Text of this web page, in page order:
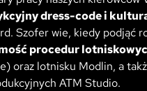
dress-code i
Szofer wie, kiedy podjąć
procedur
oraz lotnisku Modlin, a
ATM Studio.